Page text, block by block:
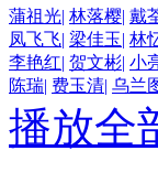
蒲祖光| 林落樱| 戴
凤飞飞| 梁佳玉| 林
李艳红| 贺文彬| 小
陈瑞| 费玉清| 乌兰
播放全